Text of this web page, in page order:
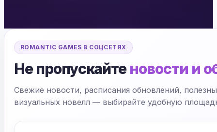
ROMANTIC GAMES В СОЦСЕТЯХ
Не пропускайтеновости и
Свежие новости, расписания обновлений,
визуальных новелл — выбирайте удобную